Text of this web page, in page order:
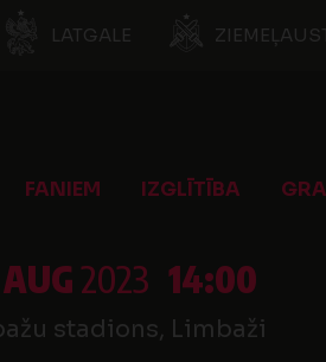
LATGALE
FANIEM IZGLĪTĪBA
2023 14:00
stadions, Limbaži